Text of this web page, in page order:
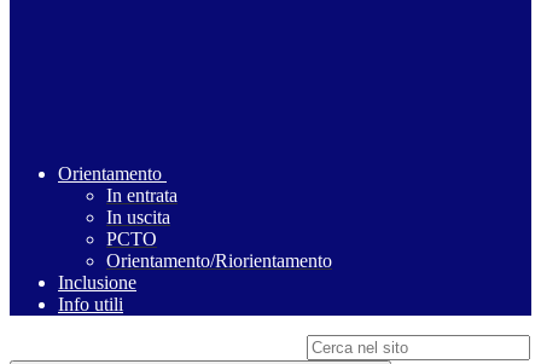
Orientamento
In entrata
In uscita
PCTO
Orientamento/Riorientamento
Inclusione
Info utili